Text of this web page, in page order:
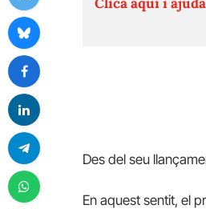
Des del seu
En aquest sentit, el